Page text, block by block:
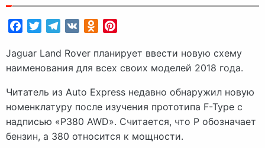
FacebookTwitterTelegram
VK Odnoklassniki
Jaguar Land Rover планирует ввести новую схему
наименования для всех своих моделей 2018 года.
Читатель из Auto Express недавно обнаружил новую
номенклатуру после изучения прототипа F-Type с
надписью «P380 AWD». Считается, что P обозначает
бензин, а 380 относится к мощности.